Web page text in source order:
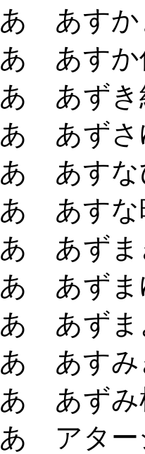
あ あすか
あ あすか
あ あず
あ あずさ
あ あすな
あ あす
あ あずま
あ あず
あ あずま
あ あすみ
あ あずみ
あ アター